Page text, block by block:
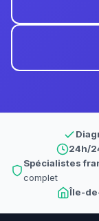
24h/
Spécialistes
complet
Île-